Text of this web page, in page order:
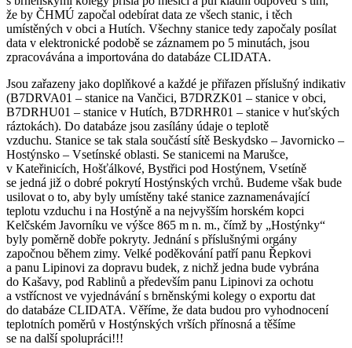
že by ČHMÚ započal odebírat data ze všech stanic, i těch
umístěných v obci a Hutích. Všechny stanice tedy započaly posílat
data v elektronické podobě se záznamem po 5 minutách, jsou
zpracovávána a importována do databáze CLIDATA.
Jsou zařazeny jako doplňkové a každé je přiřazen příslušný indikativ
(B7DRVA01 – stanice na Vančici, B7DRZK01 – stanice v obci,
B7DRHU01 – stanice v Hutích, B7DRHR01 – stanice v huťských
ráztokách). Do databáze jsou zasílány údaje o teplotě
vzduchu. Stanice se tak stala součástí sítě Beskydsko – Javornicko –
Hostýnsko – Vsetínské oblasti. Se stanicemi na Marušce,
v Kateřinicích, Hošťálkové, Bystřici pod Hostýnem, Vsetíně
se jedná již o dobré pokrytí Hostýnských vrchů. Budeme však bude
usilovat o to, aby byly umístěny také stanice zaznamenávající
teplotu vzduchu i na Hostýně a na nejvyšším horském kopci
Kelčském Javorníku ve výšce 865 m n. m., čímž by „Hostýnky“
byly poměrně dobře pokryty. Jednání s příslušnými orgány
započnou během zimy. Velké poděkování patří panu Řepkovi
a panu Lipinovi za dopravu budek, z nichž jedna bude vybrána
do Kašavy, pod Rablinů a především panu Lipinovi za ochotu
a vstřícnost ve vyjednávání s brněnskými kolegy o exportu dat
do databáze CLIDATA. Věříme, že data budou pro vyhodnocení
teplotních poměrů v Hostýnských vrších přínosná a těšíme
se na další spolupráci!!!